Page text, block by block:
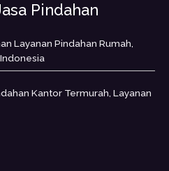
Pindahan
Layanan Pindahan Rumah,
Kantor Termurah, Layanan